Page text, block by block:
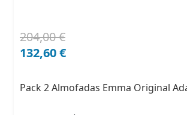
204,00€
O
preço
204,00 €.
132,60€
O
preço
132,60 €.
Pack 2 Almofadas Emma Original